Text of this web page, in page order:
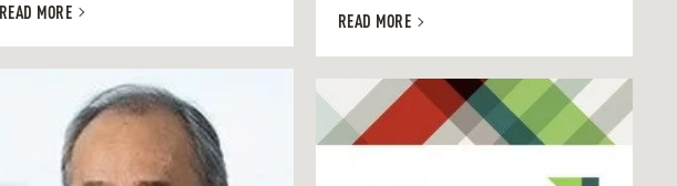
READ MORE
READ MORE